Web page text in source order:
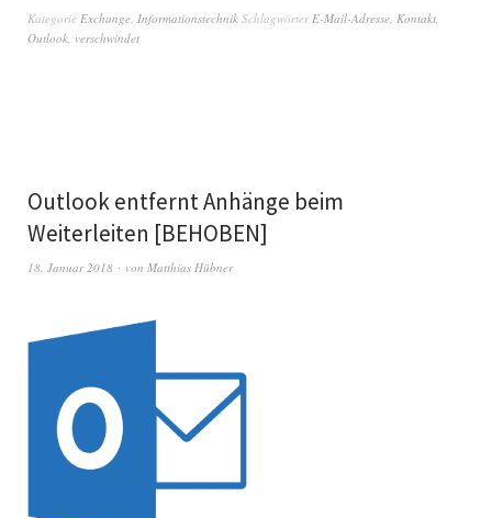
Kategorie Exchange, Informationstechnik SchlagwörterE-Mail-Adresse, Kontakt,
Outlook, verschwindet
Outlook entfernt Anhänge beim
Weiterleiten [BEHOBEN]
18. Januar 2018 von Matthias Hübner